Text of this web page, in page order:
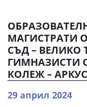
МАГИСТРАТИ
СЪД – ВЕЛИКО
ГИМНАЗИСТИ
КОЛЕЖ –
29 април 2024